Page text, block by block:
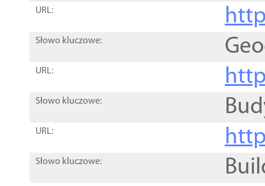
URL:
Słowo kluczowe:
URL:
Słowo kluczowe:
URL:
Słowo kluczowe: